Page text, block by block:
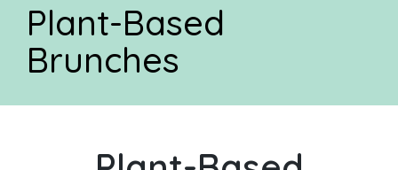
Plant-Based
Brunches